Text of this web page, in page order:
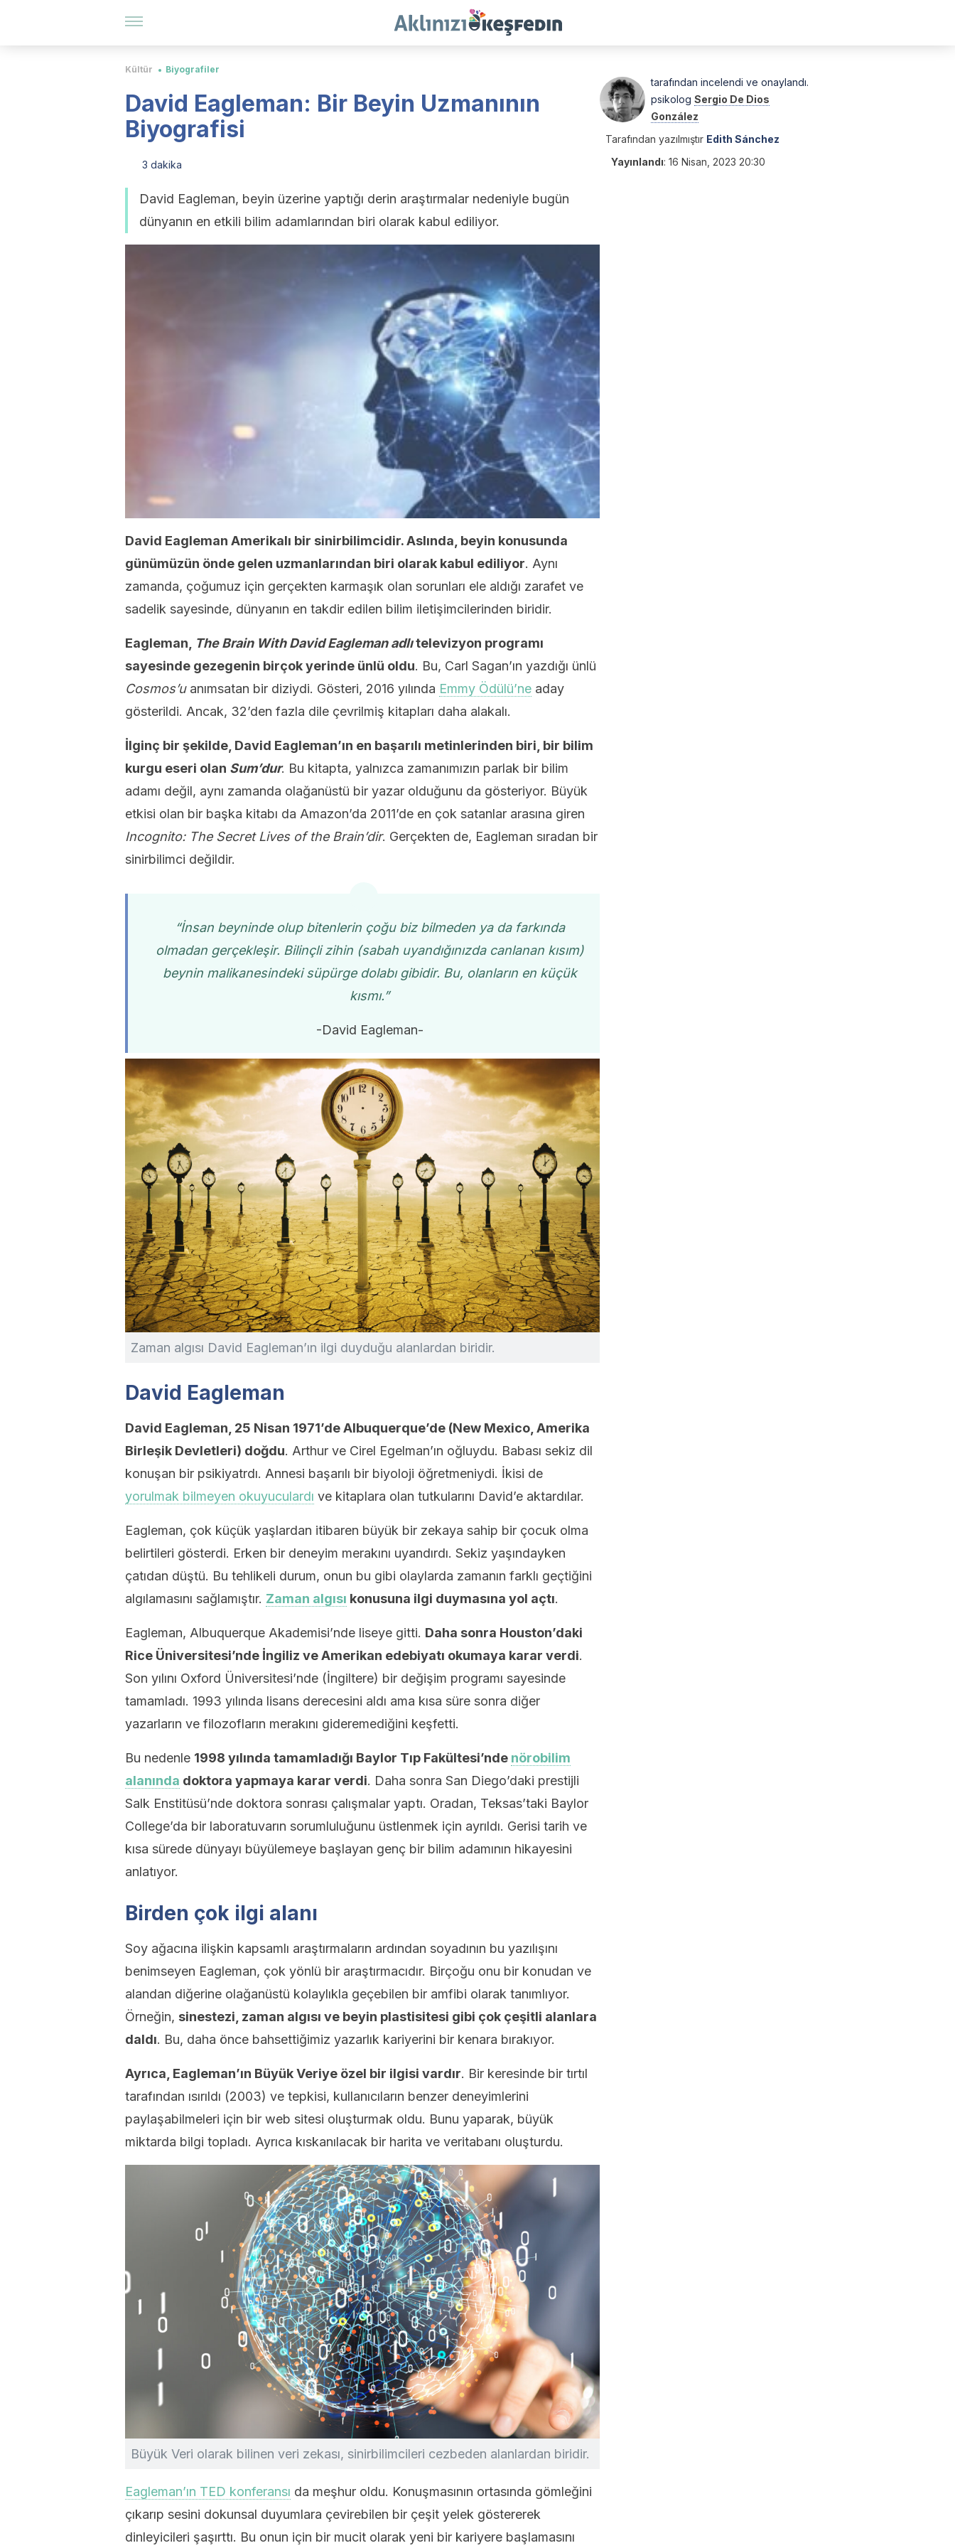
Kültür Biyografiler
David Eagleman: Bir Beyin Uzmanının
Biyografisi
3 dakika
David Eagleman, beyin üzerine yaptığı derin araştırmalar nedeniyle bugün
dünyanın en etkili bilim adamlarından biri olarak kabul ediliyor.
David Eagleman Amerikalı bir sinirbilimcidir. Aslında, beyin konusunda
günümüzün önde gelen uzmanlarından biri olarak kabul ediliyor. Aynı
zamanda, çoğumuz için gerçekten karmaşık olan sorunları ele aldığı zarafet ve
sadelik sayesinde, dünyanın en takdir edilen bilim iletişimcilerinden biridir.
Eagleman, The Brain With David Eagleman adlıtelevizyon programı
sayesinde gezegenin birçok yerinde ünlü oldu. Bu, Carl Sagan’ın yazdığı ünlü
Cosmos’uanımsatan bir diziydi. Gösteri, 2016 yılında Emmy Ödülü’ne aday
gösterildi. Ancak, 32’den fazla dile çevrilmiş kitapları daha alakalı.
İlginç bir şekilde, David Eagleman’ın en başarılı metinlerinden biri, bir bilim
kurgu eseri olan Sum’dur. Bu kitapta, yalnızca zamanımızın parlak bir bilim
adamı değil, aynı zamanda olağanüstü bir yazar olduğunu da gösteriyor. Büyük
etkisi olan bir başka kitabı da Amazon’da 2011’de en çok satanlar arasına giren
Incognito: The Secret Lives of the Brain’dir. Gerçekten de, Eagleman sıradan bir
sinirbilimci değildir.
“İnsan beyninde olup bitenlerin çoğu biz bilmeden ya da farkında
olmadan gerçekleşir. Bilinçli zihin (sabah uyandığınızda canlanan kısım)
beynin malikanesindeki süpürge dolabı gibidir. Bu, olanların en küçük
kısmı.”
-David Eagleman-
Zaman algısı David Eagleman’ın ilgi duyduğu alanlardan biridir.
David Eagleman
David Eagleman, 25 Nisan 1971’de Albuquerque’de (New Mexico, Amerika
Birleşik Devletleri) doğdu. Arthur ve Cirel Egelman’ın oğluydu. Babası sekiz dil
konuşan bir psikiyatrdı. Annesi başarılı bir biyoloji öğretmeniydi. İkisi de
yorulmak bilmeyen okuyuculardı ve kitaplara olan tutkularını David’e aktardılar.
Eagleman, çok küçük yaşlardan itibaren büyük bir zekaya sahip bir çocuk olma
belirtileri gösterdi. Erken bir deneyim merakını uyandırdı. Sekiz yaşındayken
çatıdan düştü. Bu tehlikeli durum, onun bu gibi olaylarda zamanın farklı geçtiğini
algılamasını sağlamıştır. Zaman algısı konusuna ilgi duymasına yol açtı.
Eagleman, Albuquerque Akademisi’nde liseye gitti. Daha sonra Houston’daki
Rice Üniversitesi’nde İngiliz ve Amerikan edebiyatı okumaya karar verdi.
Son yılını Oxford Üniversitesi’nde (İngiltere) bir değişim programı sayesinde
tamamladı. 1993 yılında lisans derecesini aldı ama kısa süre sonra diğer
yazarların ve filozofların merakını gideremediğini keşfetti.
Bu nedenle 1998 yılında tamamladığı Baylor Tıp Fakültesi’nde nörobilim
alanında doktora yapmaya karar verdi. Daha sonra San Diego’daki prestijli
Salk Enstitüsü’nde doktora sonrası çalışmalar yaptı. Oradan, Teksas’taki Baylor
College’da bir laboratuvarın sorumluluğunu üstlenmek için ayrıldı. Gerisi tarih ve
kısa sürede dünyayı büyülemeye başlayan genç bir bilim adamının hikayesini
anlatıyor.
Birden çok ilgi alanı
Soy ağacına ilişkin kapsamlı araştırmaların ardından soyadının bu yazılışını
benimseyen Eagleman, çok yönlü bir araştırmacıdır. Birçoğu onu bir konudan ve
alandan diğerine olağanüstü kolaylıkla geçebilen bir amfibi olarak tanımlıyor.
Örneğin, sinestezi, zaman algısı ve beyin plastisitesi gibi çok çeşitli alanlara
daldı. Bu, daha önce bahsettiğimiz yazarlık kariyerini bir kenara bırakıyor.
Ayrıca, Eagleman’ın Büyük Veriye özel bir ilgisi vardır. Bir keresinde bir tırtıl
tarafından ısırıldı (2003) ve tepkisi, kullanıcıların benzer deneyimlerini
paylaşabilmeleri için bir web sitesi oluşturmak oldu. Bunu yaparak, büyük
miktarda bilgi topladı. Ayrıca kıskanılacak bir harita ve veritabanı oluşturdu.
Büyük Veri olarak bilinen veri zekası, sinirbilimcileri cezbeden alanlardan biridir.
Eagleman’ın TED konferansı da meşhur oldu. Konuşmasının ortasında gömleğini
çıkarıp sesini dokunsal duyumlara çevirebilen bir çeşit yelek göstererek
dinleyicileri şaşırttı. Bu onun için bir mucit olarak yeni bir kariyere başlamasını
tarafından incelendi ve onaylandı.
psikolog Sergio De Dios
González
Tarafından yazılmıştır Edith Sánchez
Yayınlandı: 16 Nisan, 2023 20:30